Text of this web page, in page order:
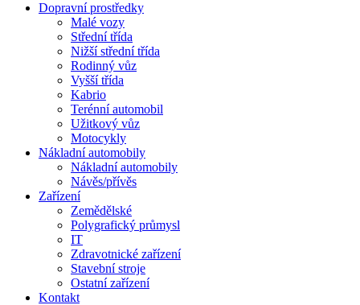
Dopravní prostředky
Malé vozy
Střední třída
Nižší střední třída
Rodinný vůz
Vyšší třída
Kabrio
Terénní automobil
Užitkový vůz
Motocykly
Nákladní automobily
Nákladní automobily
Návěs/přívěs
Zařízení
Zemědělské
Polygrafický průmysl
IT
Zdravotnické zařízení
Stavební stroje
Ostatní zařízení
Kontakt